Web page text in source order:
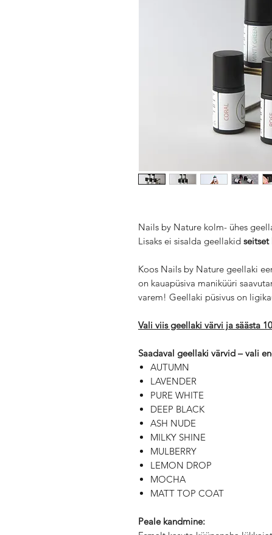
Nails by Nature kolm- ühes
Lisaks ei sisalda geellakid
Koos Nails by Nature geellaki
on kauapüsiva maniküüri
varem! Geellaki püsivus on
Vali viis geellaki värvi ja säästa
Saadaval geellaki värvid – vali
AUTUMN
LAVENDER
PURE WHITE
DEEP BLACK
ASH NUDE
MILKY SHINE
MULBERRY
LEMON DROP
MOCHA
MATT TOP COAT
Peale kandmine: